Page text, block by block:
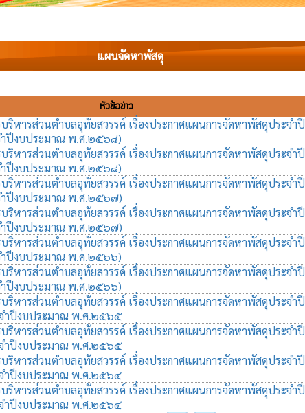
แผนจัดหาพัสดุ
หัวข้อข่าว
บริหารส่วนตำบลอุทัยสวรรค์ เรื่องประกาศแผนการจัดหาพัสดุประจำปี
ปีงบประมาณ พ.ศ.๒๕๖๘)
บริหารส่วนตำบลอุทัยสวรรค์ เรื่องประกาศแผนการจัดหาพัสดุประจำปี
ปีงบประมาณ พ.ศ.๒๕๖๘)
บริหารส่วนตำบลอุทัยสวรรค์ เรื่องประกาศแผนการจัดหาพัสดุประจำปี
ปีงบประมาณ พ.ศ.๒๕๖๗)
บริหารส่วนตำบลอุทัยสวรรค์ เรื่องประกาศแผนการจัดหาพัสดุประจำปี
ปีงบประมาณ พ.ศ.๒๕๖๗)
บริหารส่วนตำบลอุทัยสวรรค์ เรื่องประกาศแผนการจัดหาพัสดุประจำปี
ปีงบประมาณ พ.ศ.๒๕๖๖)
บริหารส่วนตำบลอุทัยสวรรค์ เรื่องประกาศแผนการจัดหาพัสดุประจำปี
ปีงบประมาณ พ.ศ.๒๕๖๖)
บริหารส่วนตำบลอุทัยสวรรค์ เรื่องประกาศแผนการจัดหาพัสดุประจำปี
ำปีงบประมาณ พ.ศ.๒๕๖๕
บริหารส่วนตำบลอุทัยสวรรค์ เรื่องประกาศแผนการจัดหาพัสดุประจำปี
ำปีงบประมาณ พ.ศ.๒๕๖๕
บริหารส่วนตำบลอุทัยสวรรค์ เรื่องประกาศแผนการจัดหาพัสดุประจำปี
ำปีงบประมาณ พ.ศ.๒๕๖๔
บริหารส่วนตำบลอุทัยสวรรค์ เรื่องประกาศแผนการจัดหาพัสดุประจำปี
ำปีงบประมาณ พ.ศ.๒๕๖๔